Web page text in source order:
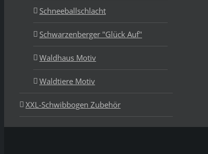
Schneeballschlacht
Schwarzenberger "Glück Auf"
Waldhaus Motiv
Waldtiere Motiv
XXL-Schwibbogen Zubehör